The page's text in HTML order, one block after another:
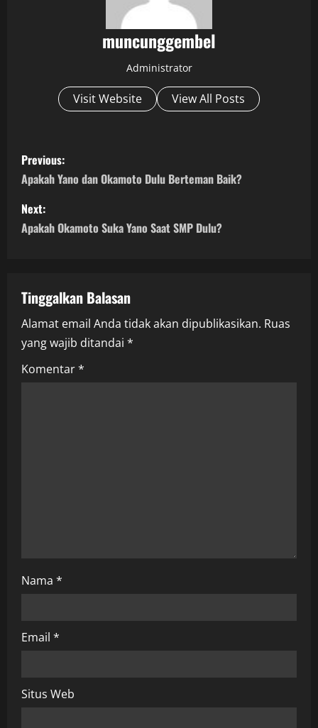
muncunggembel
Administrator
Visit Website View All Posts
P
o
s
t
a
v
i
Previous:
Apakah Yano dan Okamoto Dulu Berteman Baik?
Next:
Apakah Okamoto Suka Yano Saat SMP Dulu?
Tinggalkan Balasan
Alamat email Anda tidak akan dipublikasikan. Ruas
yang wajib ditandai *
Komentar*
Nama *
Email *
Situs Web